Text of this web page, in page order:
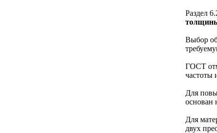
Раздел
Выбор
ГОСТ
частоты
Для
основан
Для
двух